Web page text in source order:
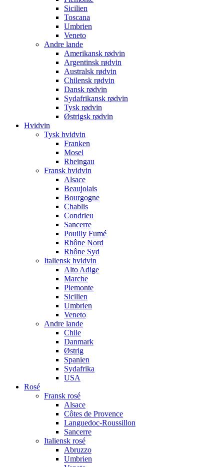
Sicilien
Toscana
Umbrien
Veneto
Andre lande
Amerikansk rødvin
Argentinsk rødvin
Australsk rødvin
Chilensk rødvin
Dansk rødvin
Sydafrikansk rødvin
Tysk rødvin
Østrigsk rødvin
Hvidvin
Tysk hvidvin
Franken
Mosel
Rheingau
Fransk hvidvin
Alsace
Beaujolais
Bourgogne
Chablis
Condrieu
Sancerre
Pouilly Fumé
Rhône Nord
Rhône Syd
Italiensk hvidvin
Alto Adige
Marche
Piemonte
Sicilien
Umbrien
Veneto
Andre lande
Chile
Danmark
Østrig
Spanien
Sydafrika
USA
Rosé
Fransk rosé
Alsace
Côtes de Provence
Languedoc-Roussillon
Sancerre
Italiensk rosé
Abruzzo
Umbrien